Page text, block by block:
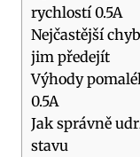
rychlostí 0.5A
Nejčastější
jim předejít
Výhody
0.5A
Jak správně
stavu